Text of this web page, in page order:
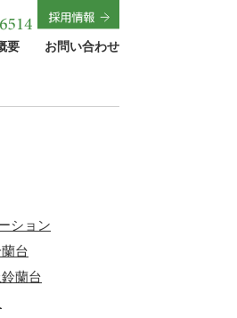
要 お問い合わせ
ション
台
蘭台